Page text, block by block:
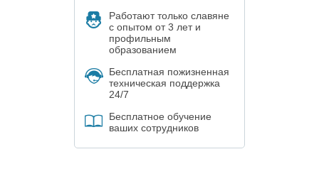
Работают только славяне
с опытом от 3 лет и
профильным
образованием
Бесплатная пожизненная
техническая поддержка
24/7
Бесплатное обучение
ваших сотрудников